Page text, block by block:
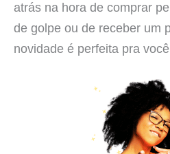
atrás na hora de comprar
de golpe ou de receber um
novidade é perfeita pra